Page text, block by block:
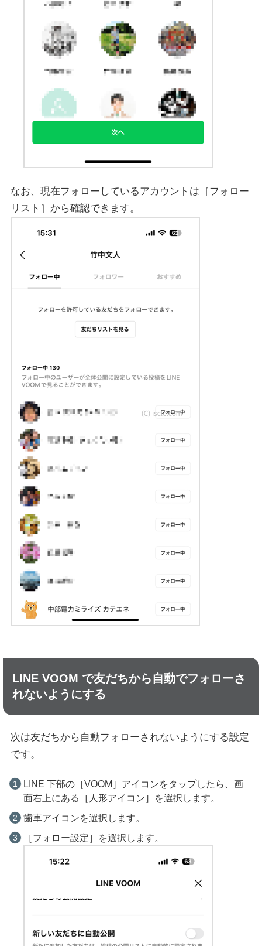
なお、現在フォローしているアカウントは［フォロー
リスト］から確認できます。
LINE VOOM で友だちから自動でフォローさ
れないようにする
次は友だちから自動フォローされないようにする設定
です。
LINE 下部の［VOOM］アイコンをタップしたら、画
面右上にある［人形アイコン］を選択します。
歯車アイコンを選択します。
［フォロー設定］を選択します。